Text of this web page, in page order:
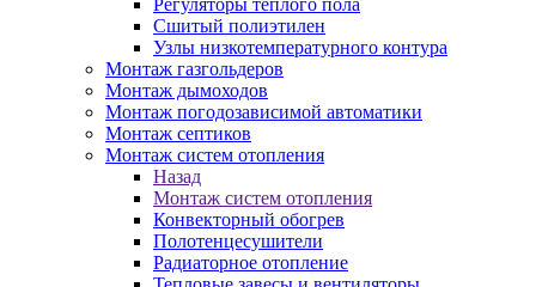
Регуляторы тёплого пола
Сшитый полиэтилен
Узлы низкотемпературного контура
Монтаж газгольдеров
Монтаж дымоходов
Монтаж погодозависимой автоматики
Монтаж септиков
Монтаж систем отопления
Назад
Монтаж систем отопления
Конвекторный обогрев
Полотенцесушители
Радиаторное отопление